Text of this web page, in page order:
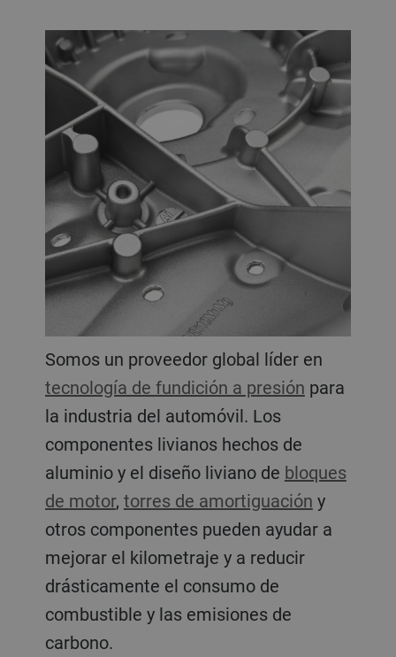
Somos un proveedor global líder en
tecnología de fundición a presión para
la industria del automóvil. Los
componentes livianos hechos de
aluminio y el diseño liviano de bloques
de motor, torres de amortiguación y
otros componentes pueden ayudar a
mejorar el kilometraje y a reducir
drásticamente el consumo de
combustible y las emisiones de
carbono.